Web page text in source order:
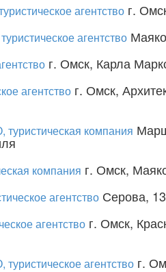
агентство г.
агентство
г. Омск, Карла
агентство г. Омск,
компания
компания г. Омск,
агентство Серова, 13
агентство г. Омск,
агентство г.